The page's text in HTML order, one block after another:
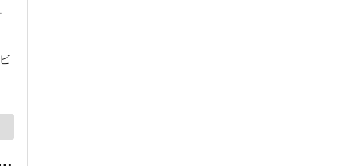
円】学生バイト・ノンアル営業・当日体験入店もOK！未経験・経験者どちらも大歓迎！